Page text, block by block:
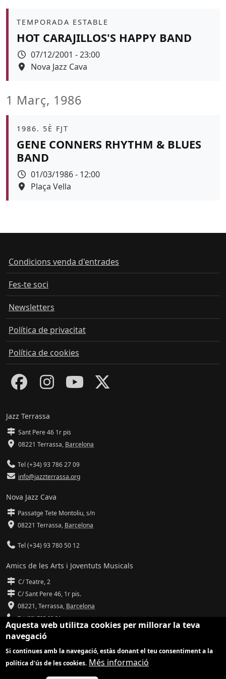
Àmbit
TEMPORADA ESTABLE
HOT CARAJILLOS'S HAPPY BAND
Data
07/12/2001 - 23:00
Espai
Nova Jazz Cava
1 Març, 1986
Àmbit
1986. 5È FJT
GENE CONNERS RHYTHM & BLUES
BAND
Data
01/03/1986 - 12:00
Espai
Plaça Vella
Condicions venda d'entrades
Fes-te soci
Newsletters
Política de privacitat
Política de cookies
Jazz Terrassa
Sant Pere 46 1r pis
08221 Terrassa, Barcelona
Tel (+34) 93 786 27 09
info@jazzterrassa.org
Nova Jazz Cava
Passatge Tete Montoliu, s/n
08221 Terrassa, Barcelona
Tel (+34) 93 780 50 12
Amics de les Arts i Joventuts Musicals
C/ Teatre, 2
C/ Sant Pere 46, 1r pis.
08221,Terrassa, Barcelona
Tel (93) 785 92 31
info@amicsdelesarts-jjmm.cat
www.amicsdelesarts-jjmm.cat
Aquesta web utilitza cookies per millorar la teva
navegació
Si continues amb la navegació, estàs donant el teu consentiment a la
política d'ús de les cookies. Més informació